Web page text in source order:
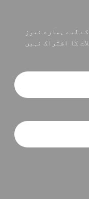
لیے ہمارے نیوز
کا اشتراک نہیں